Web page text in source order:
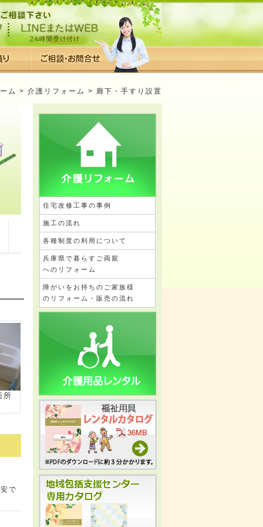
ム > 介護リフォーム > 廊下・手すり設置
所
で
住宅改修工事の事例
施工の流れ
各種制度の利用について
兵庫県で暮らすご両親
へのリフォーム
障がいをお持ちのご家族様
のリフォーム・販売の流れ